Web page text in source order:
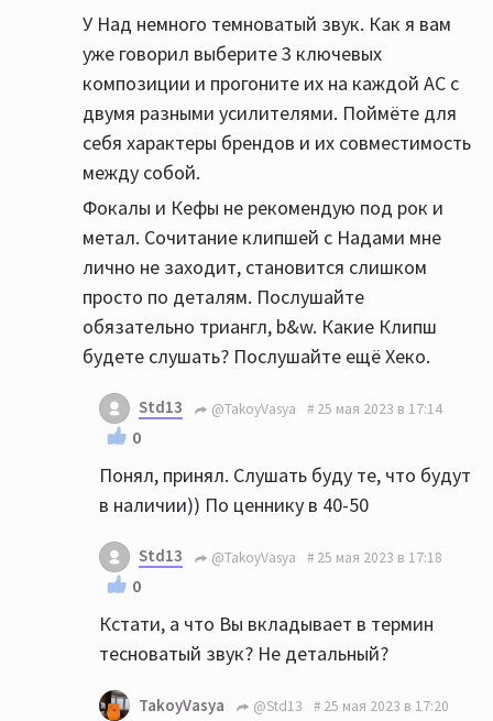
У Над немного темноватый звук. Как я вам
уже говорил выберите 3 ключевых
композиции и прогоните их на каждой АС с
двумя разными усилителями. Поймёте для
себя характеры брендов и их совместимость
между собой.
Фокалы и Кефы не рекомендую под рок и
метал. Сочитание клипшей с Надами мне
лично не заходит, становится слишком
просто по деталям. Послушайте
обязательно триангл, b&w. Какие Клипш
будете слушать? Послушайте ещё Хеко.
Std13 @TakoyVasya 25 мая 2023 в 17:14
0
Понял, принял. Слушать буду те, что будут
в наличии)) По ценнику в 40-50
Std13 @TakoyVasya 25 мая 2023 в 17:18
0
Кстати, а что Вы вкладывает в термин
тесноватый звук? Не детальный?
TakoyVasya @Std13 25 мая 2023 в 17:20